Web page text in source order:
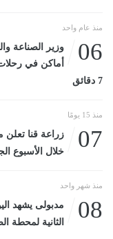
منذ عام واحد
06
وزير الصناعة
7 دقائق
منذ 15 يومًا
07
زراعة قنا تعلن
خلال الأسبوع الجارياليوم
منذ شهر واحد
08
مدبولى يشهد
الثانية لمحطة